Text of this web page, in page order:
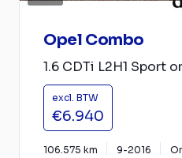
Opel Combo
1.6 CDTi L2H1 Sport
excl. BTW
€6.940
106.575 km 9-2016